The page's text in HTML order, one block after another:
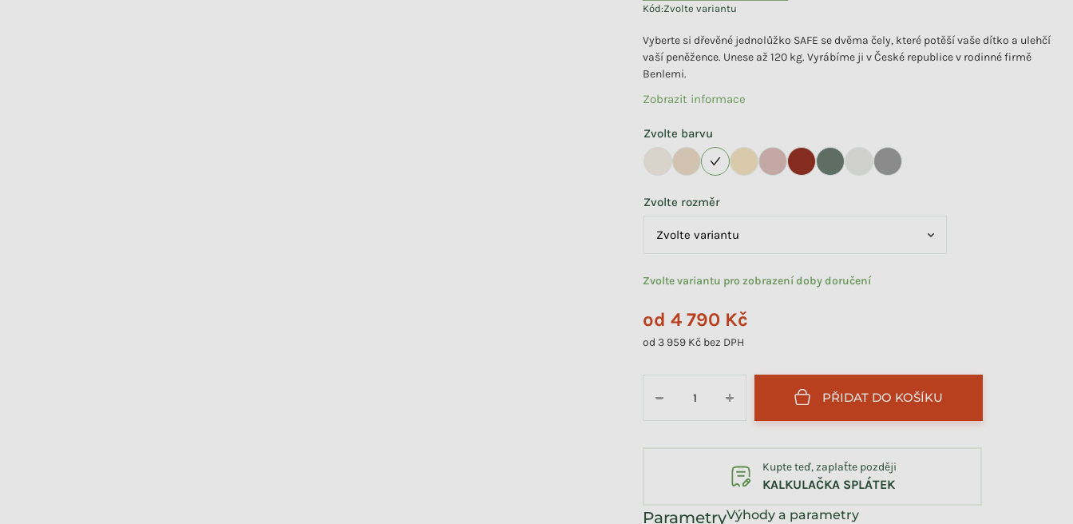
Kód:Zvolte variantu
od4 790 Kč
od3 959 Kč bez DPH
Zvolte variantu pro zobrazení doby doručení
Zvolte barvu
Zvolte rozměr
+
− PŘIDAT DO KOŠÍKU
Výhody a parametry
Kupte teď, zaplaťte později
KALKULAČKA SPLÁTEK
Vyberte si dřevěné jednolůžko SAFE se dvěma čely, které potěší vaše dítko a ulehčí
vaší peněžence. Unese až 120 kg. Vyrábíme ji v České republice v rodinné firmě
Benlemi.
Zobrazit informace